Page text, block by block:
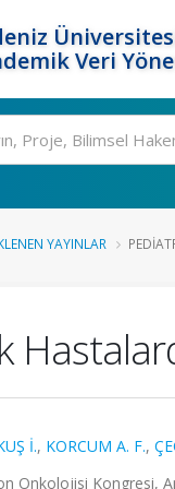
Veri
YAYINLAR
İ., KORCUM A. F.,
Onkolojisi Kongresi,